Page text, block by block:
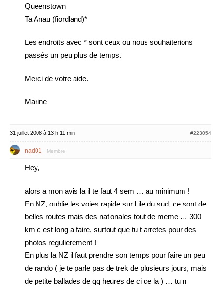
Queenstown
Ta Anau (fiordland)*
Les endroits avec * sont ceux ou nous souhaiterions
passés un peu plus de temps.
Merci de votre aide.
Marine
31 juillet 2008 à 13 h 11 min #223054
nad01 Membre
Hey,
alors a mon avis la il te faut 4 sem … au minimum !
En NZ, oublie les voies rapide sur l ile du sud, ce sont de
belles routes mais des nationales tout de meme … 300
km c est long a faire, surtout que tu t arretes pour des
photos regulierement !
En plus la NZ il faut prendre son temps pour faire un peu
de rando ( je te parle pas de trek de plusieurs jours, mais
de petite ballades de qq heures de ci de la ) … tu n